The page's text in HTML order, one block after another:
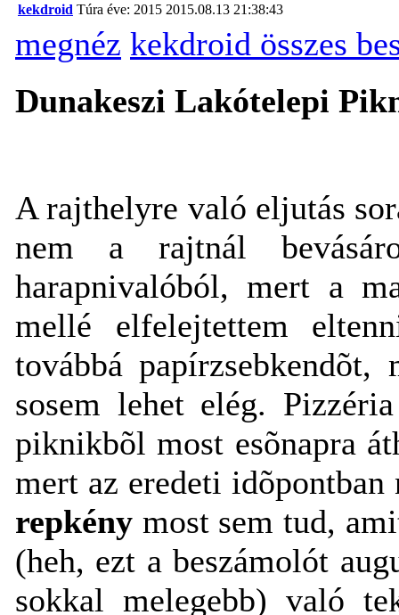
kekdroid Túra éve: 2015 2015.08.13 21:38:43
megnéz kekdroid összes
Dunakeszi Lakótelepi
A rajthelyre való eljutás
nem a rajtnál
harapnivalóból, mert a
mellé elfelejtettem
továbbá
sosem lehet elég.
piknikbõl most esõnapra
mert az eredeti
repkény most sem tud,
(heh, ezt a beszámolót
sokkal melegebb) való